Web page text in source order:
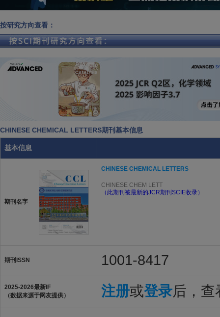
按研究方向查看：
CHINESE CHEMICAL LETTERS期刊基本信息
基本信息
期刊名字
CHINESE CHEMICAL LETTERS
CHINESE CHEM LETT
（此期刊被最新的JCR期刊SCIE收录）
期刊ISSN 1001-8417
2025-2026最新IF
（数据来源于网友提供）
注册或登录后，查